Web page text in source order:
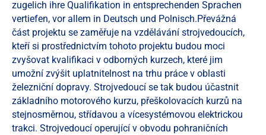
zugelich ihre Qualifikation in entsprechenden Sprachen
vertiefen, vor allem in Deutsch und Polnisch.Převážná
část projektu se zaměřuje na vzdělávání strojvedoucích,
kteří si prostřednictvím tohoto projektu budou moci
zvyšovat kvalifikaci v odborných kurzech, které jim
umožní zvýšit uplatnitelnost na trhu práce v oblasti
železniční dopravy. Strojvedoucí se tak budou účastnit
základního motorového kurzu, přeškolovacích kurzů na
stejnosměrnou, střídavou a vícesystémovou elektrickou
trakci. Strojvedoucí operující v obvodu pohraničních